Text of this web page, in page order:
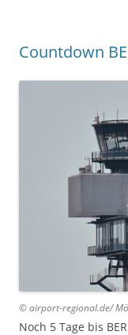
Countdown
© airport-regional.de/
Noch 5 Tage bis